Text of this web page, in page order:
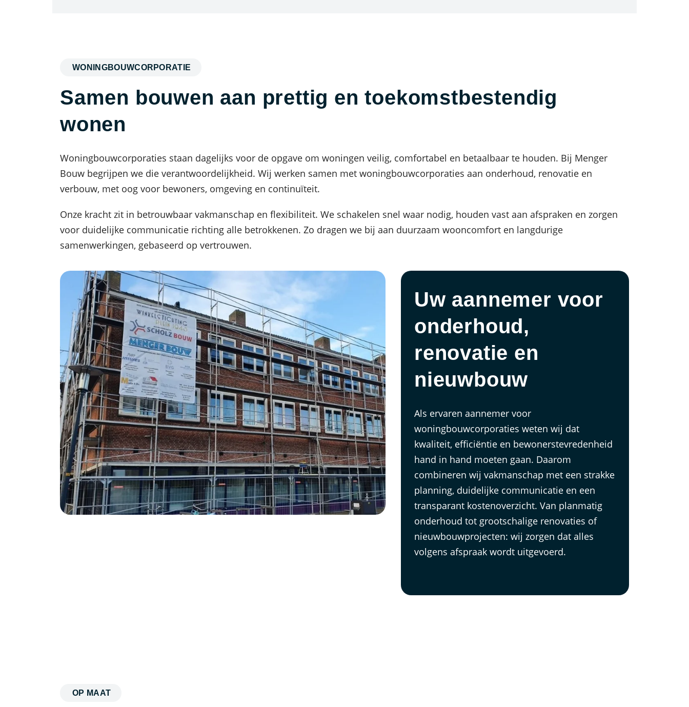
WONINGBOUWCORPORATIE
Samen bouwen aan prettig en toekomstbestendig
wonen
Woningbouwcorporaties staan dagelijks voor de opgave om woningen veilig, comfortabel en betaalbaar te houden. Bij Menger
Bouw begrijpen we die verantwoordelijkheid. Wij werken samen met woningbouwcorporaties aan onderhoud, renovatie en
verbouw, met oog voor bewoners, omgeving en continuïteit.
Onze kracht zit in betrouwbaar vakmanschap en flexibiliteit. We schakelen snel waar nodig, houden vast aan afspraken en zorgen
voor duidelijke communicatie richting alle betrokkenen. Zo dragen we bij aan duurzaam wooncomfort en langdurige
samenwerkingen, gebaseerd op vertrouwen.
Uw aannemer voor
onderhoud,
renovatie en
nieuwbouw
Als ervaren aannemer voor
woningbouwcorporaties weten wij dat
kwaliteit, efficiëntie en bewonerstevredenheid
hand in hand moeten gaan. Daarom
combineren wij vakmanschap met een strakke
planning, duidelijke communicatie en een
transparant kostenoverzicht. Van planmatig
onderhoud tot grootschalige renovaties of
nieuwbouwprojecten: wij zorgen dat alles
volgens afspraak wordt uitgevoerd.
OP MAAT